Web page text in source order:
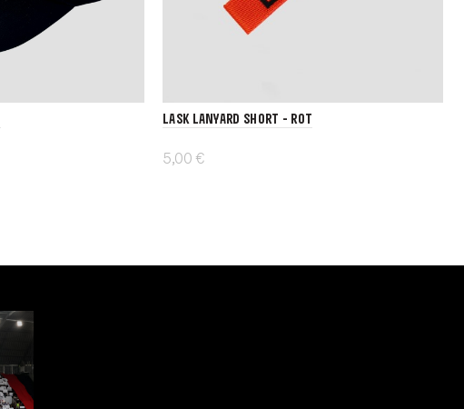
LASK Lanyard short - rot
5,00 €